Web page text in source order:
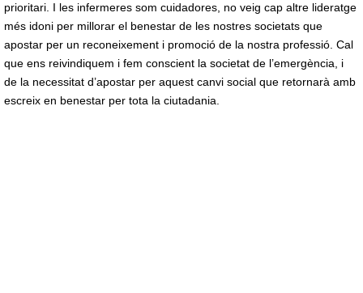
prioritari. I les infermeres som cuidadores, no veig cap altre lideratge
més idoni per millorar el benestar de les nostres societats que
apostar per un reconeixement i promoció de la nostra professió. Cal
que ens reivindiquem i fem conscient la societat de l’emergència, i
de la necessitat d’apostar per aquest canvi social que retornarà amb
escreix en benestar per tota la ciutadania.